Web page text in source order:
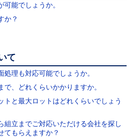
可能でしょうか。
か？
て
処理も対応可能でしょうか。
で、どれくらいかかりますか。
トと最大ロットはどれくらいでしょう
組立までご対応いただける会社を探し
てもらえますか？